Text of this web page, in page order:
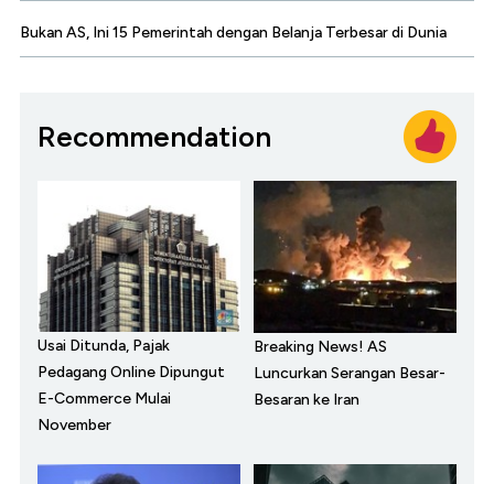
Bukan AS, Ini 15 Pemerintah dengan Belanja Terbesar di Dunia
Recommendation
Usai Ditunda, Pajak
Pedagang Online Dipungut
E-Commerce Mulai
November
Breaking News! AS
Luncurkan Serangan Besar-
Besaran ke Iran